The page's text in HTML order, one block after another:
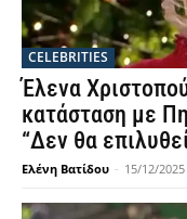
CELEBRITIES
Έλενα
κατάσταση με
“Δεν θα
Ελένη Βατίδου - 15/12/